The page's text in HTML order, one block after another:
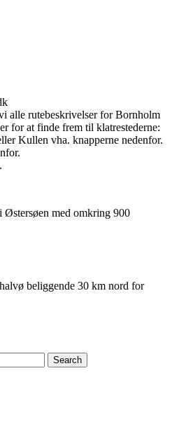
alle rutebeskrivelser for Bornholm
for at finde frem til klatrestederne:
Kullen vha. knapperne nedenfor.
med omkring 900
beliggende 30 km nord for
Search